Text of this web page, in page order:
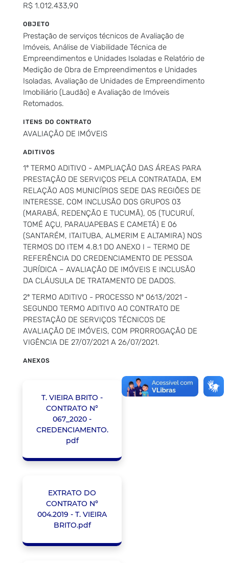
R$ 1.012.433,90
OBJETO
Prestação de serviços técnicos de Avaliação de
Imóveis, Análise de Viabilidade Técnica de
Empreendimentos e Unidades Isoladas e Relatório de
Medição de Obra de Empreendimentos e Unidades
Isoladas, Avaliação de Unidades de Empreendimento
Imobiliário (Laudão) e Avaliação de Imóveis
Retomados.
ITENS DO CONTRATO
AVALIAÇÃO DE IMÓVEIS
ADITIVOS
1º TERMO ADITIVO - AMPLIAÇÃO DAS ÁREAS PARA
PRESTAÇÃO DE SERVIÇOS PELA CONTRATADA, EM
RELAÇÃO AOS MUNICÍPIOS SEDE DAS REGIÕES DE
INTERESSE, COM INCLUSÃO DOS GRUPOS 03
(MARABÁ, REDENÇÃO E TUCUMÃ), 05 (TUCURUÍ,
TOMÉ AÇU, PARAUAPEBAS E CAMETÁ) E 06
(SANTARÉM, ITAITUBA, ALMERIM E ALTAMIRA) NOS
TERMOS DO ITEM 4.8.1 DO ANEXO I – TERMO DE
REFERÊNCIA DO CREDENCIAMENTO DE PESSOA
JURÍDICA – AVALIAÇÃO DE IMÓVEIS E INCLUSÃO
DA CLÁUSULA DE TRATAMENTO DE DADOS.
2º TERMO ADITIVO - PROCESSO Nº 0613/2021 -
SEGUNDO TERMO ADITIVO AO CONTRATO DE
PRESTAÇÃO DE SERVIÇOS TÉCNICOS DE
AVALIAÇÃO DE IMÓVEIS, COM PRORROGAÇÃO DE
VIGÊNCIA DE 27/07/2021 A 26/07/2021.
ANEXOS
T. VIEIRA BRITO -
CONTRATO N°
067_2020 -
CREDENCIAMENTO.
pdf
EXTRATO DO
CONTRATO Nº
004.2019 - T. VIEIRA
BRITO.pdf